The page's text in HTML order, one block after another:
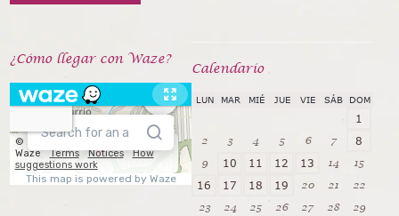
¿Cómo llegar con Waze?
Calendarío
LUN MAR MIÉ JUE VIE SÁB DOM
1
2 3 4 5 6 7 8
9 10 11 12 13 14 15
16 17 18 19 20 21
22
23
24 25 26 27 28
29